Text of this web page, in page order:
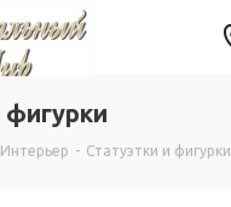
фигурки
Интерьер - Статуэтки и фигурки